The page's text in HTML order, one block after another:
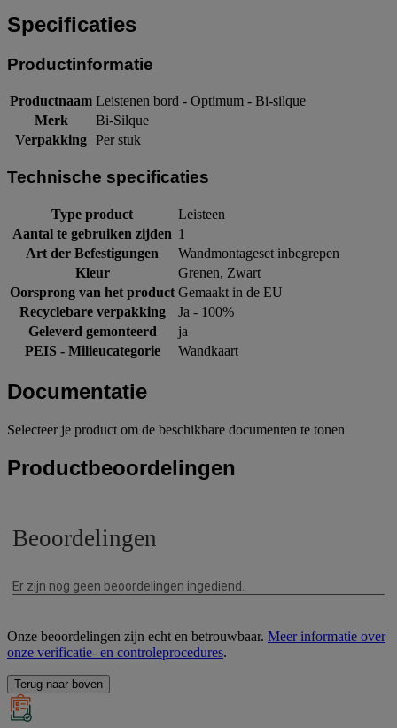
Specificaties
Productinformatie
Productnaam Leistenen bord - Optimum - Bi-silque
Merk
Bi-Silque
Verpakking Per stuk
Technische specificaties
Type product
Leisteen
Aantal te gebruiken zijden 1
Art der Befestigungen
Wandmontageset inbegrepen
Kleur
Grenen, Zwart
Oorsprong van het product Gemaakt in de EU
Recyclebare verpakking
Ja - 100%
Geleverd gemonteerd
ja
PEIS - Milieucategorie
Wandkaart
Documentatie
Selecteer je product om de beschikbare documenten te tonen
Productbeoordelingen
Onze beoordelingen zijn echt en betrouwbaar. Meer informatie over
onze verificatie- en controleprocedures.
Terug naar boven